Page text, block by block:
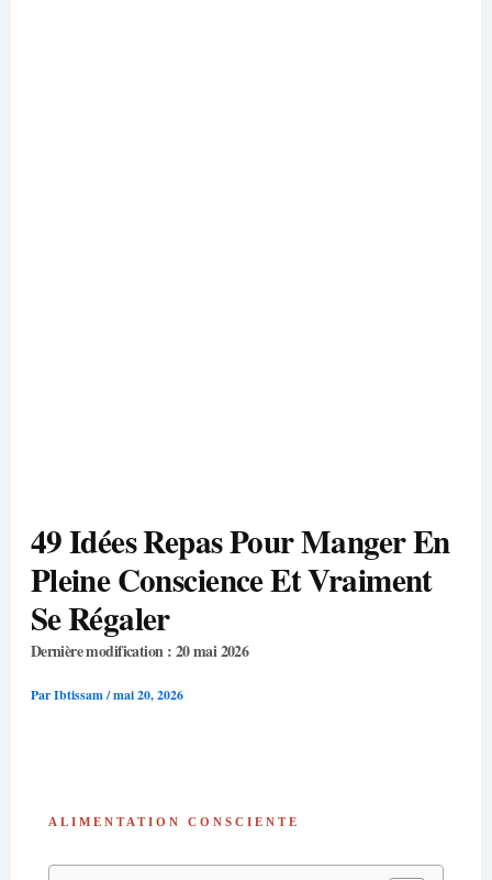
49 Idées Repas Pour Manger En
Pleine Conscience Et Vraiment
Se Régaler
Dernière modification : 20 mai 2026
ParIbtissam/mai 20, 2026
ALIMENTATION CONSCIENTE